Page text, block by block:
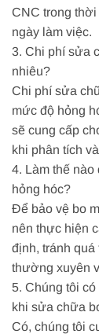
CNC trong
ngày làm việc.
3. Chi phí sửa
nhiêu?
Chi phí sửa
mức độ hỏng
sẽ cung cấp
khi phân tích
4. Làm thế nào
hỏng hóc?
Để bảo vệ bo
nên thực hiện
định, tránh quá
thường xuyên
5. Chúng tôi
khi sửa chữa
Có, chúng tôi